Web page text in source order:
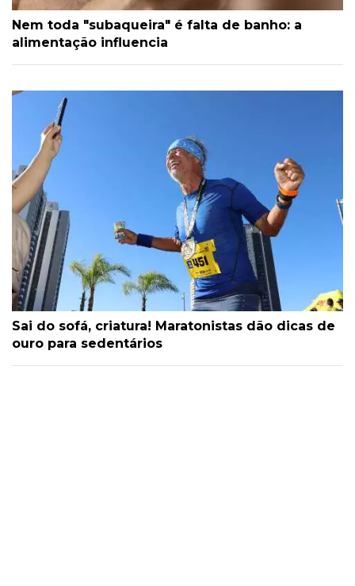
Nem toda "subaqueira" é falta de banho: a
alimentação influencia
Sai do sofá, criatura! Maratonistas dão dicas de
ouro para sedentários